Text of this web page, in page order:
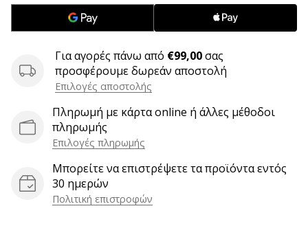
ιστότοπο,
ιστολόγιο,
Facebook
φόρουμ
συζητήσεων;
Αφήστε
σας
αποφέρουν
Για αγορές πάνω από €99,00σας
προσφέρουμε δωρεάν αποστολή
Επιλογές αποστολής
Πληρωμή με κάρτα online ή άλλες μέθοδοι
πληρωμής
Επιλογές πληρωμής
Μπορείτε να επιστρέψετε τα προϊόντα εντός
30 ημερών
Πολιτική επιστροφών